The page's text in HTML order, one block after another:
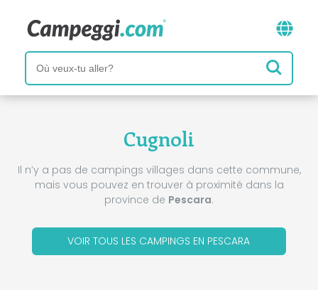
Cugnoli
Il n’y a pas de campings villages dans cette commune,
mais vous pouvez en trouver à proximité dans la
province de Pescara.
VOIR TOUS LES CAMPINGS EN PESCARA